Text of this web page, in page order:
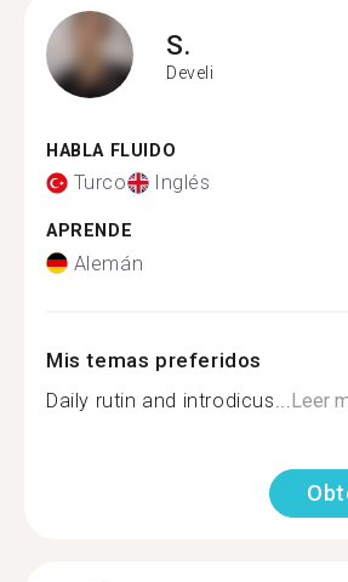
S.
Develi
HABLA FLUIDO
Turco Inglés
APRENDE
Alemán
Mis temas preferidos
Daily rutin and introdicus... Leer